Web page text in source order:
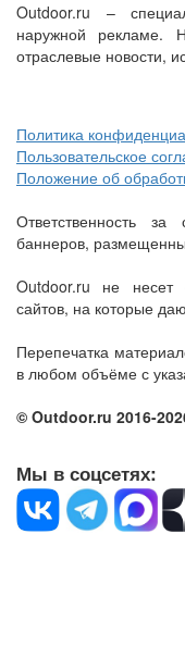
Outdoor.ru –
наружной рекламе.
отраслевые новости,
Политика
Пользовательское
Положение об
Ответственность
баннеров,
Outdoor.ru не несет
сайтов, на которые
Перепечатка
в любом объёме с
© Outdoor.ru 2016-
Мы в соцсетях: